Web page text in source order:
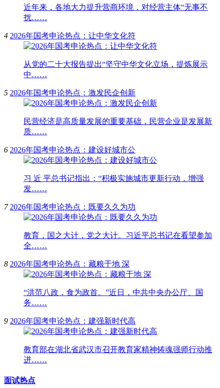
近年来，各地大力提升营商环境，对经营主体“无事不
扰……
4 2026年国考申论热点：让中华文化符
从党的二十大报告提出“坚守中华文化立场，提炼展示
中……
5 2026年国考申论热点：激发民企创新
民营经济是高质量发展的重要基础，民营企业是发展新
质……
6 2026年国考申论热点：建设好城市公
习 近 平总书记指出：“积极实施城市更新行动，增强
发……
7 2026年国考申论热点：既要久久为功
教育，国之大计，党之大计。习近平总书记在看望参加
全……
8 2026年国考申论热点：藏粮于地 深
“洪范八政，食为政首。”近日，中共中央办公厅、国
务……
9 2026年国考申论热点：建强新时代高
教育部在湖北省武汉市召开教育家精神铸魂强师行动推
进……
面试热点